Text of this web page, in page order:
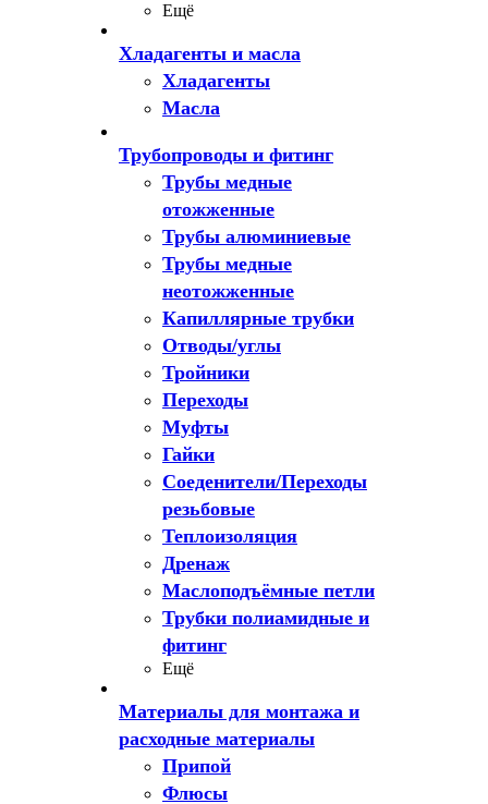
Ещё
Хладагенты и масла
Хладагенты
Масла
Трубопроводы и фитинг
Трубы медные
отожженные
Трубы алюминиевые
Трубы медные
неотожженные
Капиллярные трубки
Отводы/углы
Тройники
Переходы
Муфты
Гайки
Соеденители/Переходы
резьбовые
Теплоизоляция
Дренаж
Маслоподъёмные петли
Трубки полиамидные и
фитинг
Ещё
Материалы для монтажа и
расходные материалы
Припой
Флюсы